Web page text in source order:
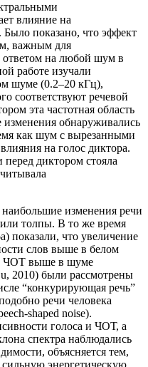
влияние на
показано, что эффект
важным для
ответом на любой шум в
работе изучали
шуме (0.2–20 кГц),
соответствуют речевой
эта частотная область
обнаруживались
как шум с вырезанными
на голос диктора.
диктором стояла
изменения речи
толпы. В то же время
показали, что увеличение
слов выше в белом
ЧОТ выше в шуме
2010) были рассмотрены
“конкурирующая речь”
речи человека
shaped noise).
голоса и ЧОТ, а
спектра наблюдались
объясняется тем,